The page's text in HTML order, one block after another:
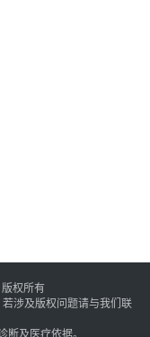
权所有
涉及版权问题请与我们联
及医疗依据。